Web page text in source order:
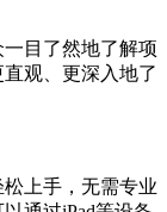
目了然地了解项
观、更深入地了
上手，无需专业